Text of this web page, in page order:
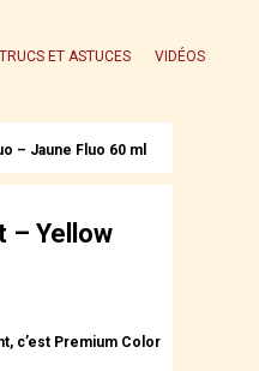
ET ASTUCES VIDÉOS
– Jaune Fluo 60 ml
– Yellow
c’est Premium Color